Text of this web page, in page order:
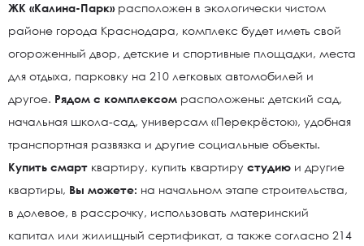
ЖК «Калина-Парк»расположен в экологически чистом
районе города Краснодара, комплекс будет иметь свой
огороженный двор, детские и спортивные площадки, места
для отдыха, парковку на 210 легковых автомобилей и
другое. Рядом с комплексом расположены: детский сад,
начальная школа-сад, универсам «Перекрёсток», удобная
транспортная развязка и другие социальные объекты.
Купить смарт квартиру, купить квартиру студию и другие
квартиры, Вы можете: на начальном этапе строительства,
в долевое, в рассрочку, использовать материнский
капитал или жилищный сертификат, а также согласно 214